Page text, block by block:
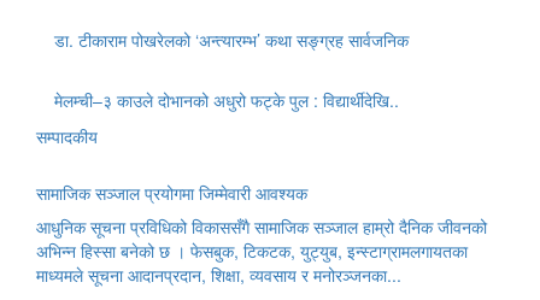
डा. टीकाराम पोखरेलको ‘अन्त्यारम्भ’ कथा सङ्ग्रह सार्वजनिक
मेलम्ची–३ काउले दोभानको अधुरो फट्के पुल : विद्यार्थीदेखि..
सम्पादकीय
सामाजिक सञ्जाल प्रयोगमा जिम्मेवारी आवश्यक
आधुनिक सूचना प्रविधिको विकाससँगै सामाजिक सञ्जाल हाम्रो दैनिक जीवनको
अभिन्न हिस्सा बनेको छ । फेसबुक, टिकटक, युट्युब, इन्स्टाग्रामलगायतका
माध्यमले सूचना आदानप्रदान, शिक्षा, व्यवसाय र मनोरञ्जनका...